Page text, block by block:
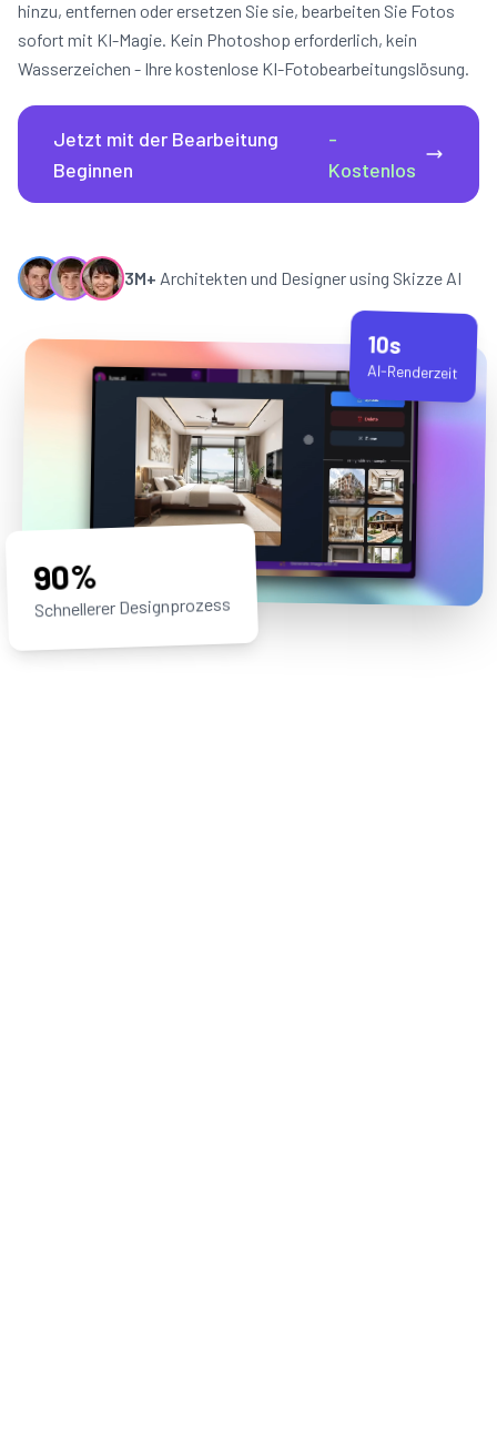
hinzu, entfernen oder ersetzen Sie sie, bearbeiten Sie Fotos
sofort mit KI-Magie. Kein Photoshop erforderlich, kein
Wasserzeichen - Ihre kostenlose KI-Fotobearbeitungslösung.
Jetzt mit der Bearbeitung
Beginnen
-
Kostenlos
3M+ Architekten und Designer using Skizze AI
90%
Schnellerer Designprozess
10s
AI-Renderzeit